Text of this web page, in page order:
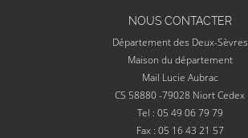
NOUS CONTACTER
Département des Deux-Sèvres
Maison du département
Mail Lucie Aubrac
CS 58880 -79028 Niort Cedex
Tel : 05 49 06 79 79
Fax : 05 16 43 21 57